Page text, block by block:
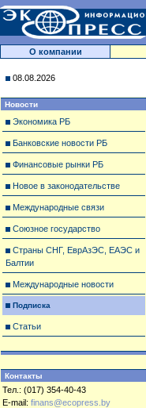
О компании
08.08.2026
Новости
Экономика РБ
Банковские новости РБ
Финансовые рынки РБ
Новое в законодательстве
Международные связи
Союзное государство
Страны СНГ, ЕврАзЭС, ЕАЭС и
Балтии
Международные новости
Подписка
Статьи
Контакты
Тел.: (017) 354-40-43
E-mail: finans@ecopress.by